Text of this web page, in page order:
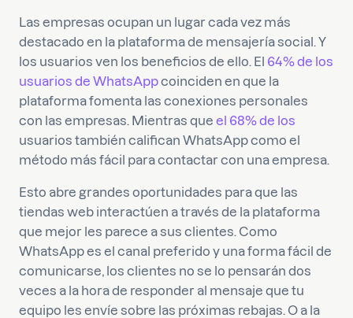
Las empresas ocupan un lugar cada vez más
destacado en la plataforma de mensajería social. Y
los usuarios ven los beneficios de ello. El 64% de los
usuarios de WhatsAppcoinciden en que la
plataforma fomenta las conexiones personales
con las empresas. Mientras que el 68% de los
usuarios también califican WhatsApp como el
método más fácil para contactar con una empresa.
Esto abre grandes oportunidades para que las
tiendas web interactúen a través de la plataforma
que mejor les parece a sus clientes. Como
WhatsApp es el canal preferido y una forma fácil de
comunicarse, los clientes no se lo pensarán dos
veces a la hora de responder al mensaje que tu
equipo les envíe sobre las próximas rebajas. O a la